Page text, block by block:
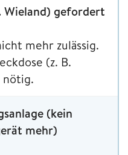
Wieland) gefordert
mehr zulässig.
(z. B.
nötig.
(kein
mehr)